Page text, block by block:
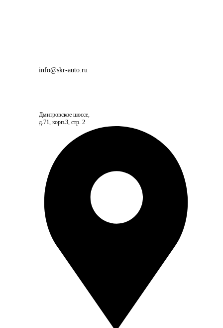
info@skr-auto.ru
Дмитровское шоссе,
д.71, корп.3, стр. 2